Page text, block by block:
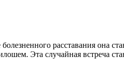
расставания
Эта случайная встреча